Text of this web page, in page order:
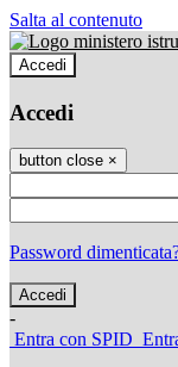
Salta al contenuto
Accedi
Accedi
button close ×
Password
-
Entra con SPID